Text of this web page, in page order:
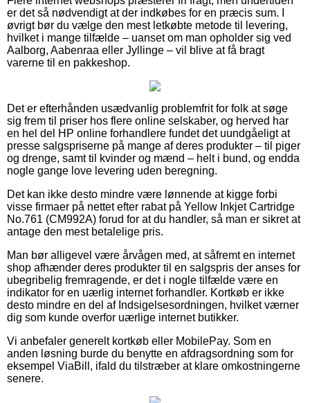
er det så nødvendigt at der indkøbes for en præcis sum. I
øvrigt bør du vælge den mest letkøbte metode til levering,
hvilket i mange tilfælde – uanset om man opholder sig ved
Aalborg, Aabenraa eller Jyllinge – vil blive at få bragt
varerne til en pakkeshop.
Det er efterhånden usædvanlig problemfrit for folk at søge
sig frem til priser hos flere online selskaber, og herved har
en hel del HP online forhandlere fundet det uundgåeligt at
presse salgspriserne på mange af deres produkter – til piger
og drenge, samt til kvinder og mænd – helt i bund, og endda
nogle gange love levering uden beregning.
Det kan ikke desto mindre være lønnende at kigge forbi
visse firmaer på nettet efter rabat på Yellow Inkjet Cartridge
No.761 (CM992A) forud for at du handler, så man er sikret at
antage den mest betalelige pris.
Man bør alligevel være årvågen med, at såfremt en internet
shop afhænder deres produkter til en salgspris der anses for
ubegribelig fremragende, er det i nogle tilfælde være en
indikator for en uærlig internet forhandler. Kortkøb er ikke
desto mindre en del af Indsigelsesordningen, hvilket værner
dig som kunde overfor uærlige internet butikker.
Vi anbefaler generelt kortkøb eller MobilePay. Som en
anden løsning burde du benytte en afdragsordning som for
eksempel ViaBill, ifald du tilstræber at klare omkostningerne
senere.